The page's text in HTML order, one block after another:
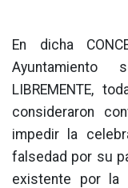
En dicha
Ayuntamiento
LIBREMENTE,
consideraron
impedir la
falsedad por su
existente por la